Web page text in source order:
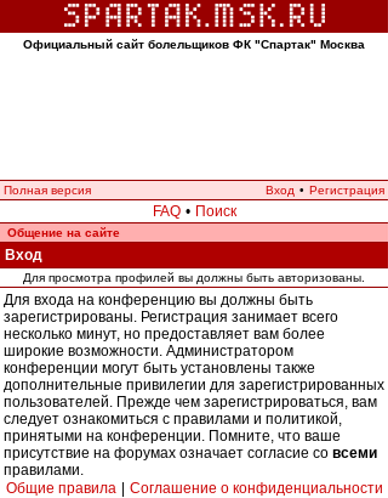
Официальный сайт болельщиков ФК "Спартак" Москва
Полная версия Вход • Регистрация
FAQ • Поиск
Общение на сайте
Вход
Для просмотра профилей вы должны быть авторизованы.
Для входа на конференцию вы должны быть
зарегистрированы. Регистрация занимает всего
несколько минут, но предоставляет вам более
широкие возможности. Администратором
конференции могут быть установлены также
дополнительные привилегии для зарегистрированных
пользователей. Прежде чем зарегистрироваться, вам
следует ознакомиться с правилами и политикой,
принятыми на конференции. Помните, что ваше
присутствие на форумах означает согласие со всеми
правилами.
Общие правила
Соглашение о конфиденциальности